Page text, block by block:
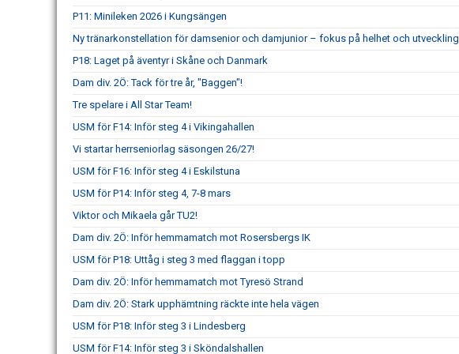
P11: Minileken 2026 i Kungsängen
Ny tränarkonstellation för damsenior och damjunior – fokus på helhet och utveckling
P18: Laget på äventyr i Skåne och Danmark
Dam div. 2Ö: Tack för tre år, "Baggen"!
Tre spelare i All Star Team!
USM för F14: Inför steg 4 i Vikingahallen
Vi startar herrseniorlag säsongen 26/27!
USM för F16: Inför steg 4 i Eskilstuna
USM för P14: Inför steg 4, 7-8 mars
Viktor och Mikaela går TU2!
Dam div. 2Ö: Inför hemmamatch mot Rosersbergs IK
USM för P18: Uttåg i steg 3 med flaggan i topp
Dam div. 2Ö: Inför hemmamatch mot Tyresö Strand
Dam div. 2Ö: Stark upphämtning räckte inte hela vägen
USM för P18: Inför steg 3 i Lindesberg
USM för F14: Inför steg 3 i Sköndalshallen